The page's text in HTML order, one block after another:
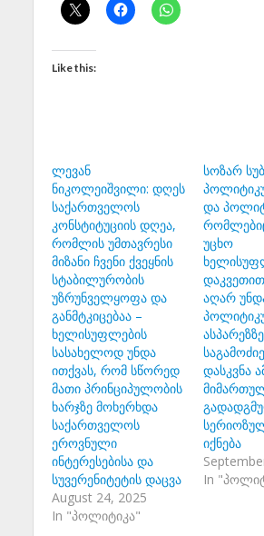
Like this:
ლევან
ნიკოლეიშვილი: დღეს
საქართველოს
კონსტიტუციის დღეა,
რომლის უმთავრესი
მიზანი ჩვენი ქვეყნის
სტაბილურობის
უზრუნველყოფა და
განმტკიცებაა –
ხელისუფლების
სასახელოდ უნდა
ითქვას, რომ სწორედ
მათი პრინციპულობის
ხარჯზე მოხერხდა
საქართველოს
ეროვნული
ინტერესებისა და
სუვერენიტეტის დაცვა
August 24, 2025
In "პოლიტიკა"
სოზარ
და
უცხო
აღარ
დასკვნა
იქნება
In